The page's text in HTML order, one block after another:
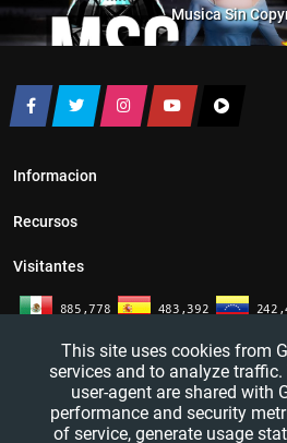
Musica Sin
Informacion
Recursos
Visitantes
This site uses cookies from
services and to analyze traffic.
user-agent are shared with
performance and security
of service, generate usage